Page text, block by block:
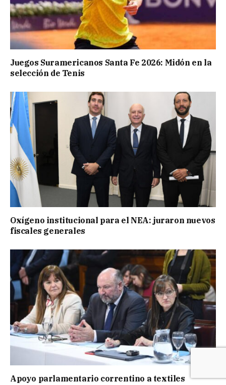
Juegos Suramericanos Santa Fe 2026: Midón en la
selección de Tenis
Oxígeno institucional para el NEA: juraron nuevos
fiscales generales
Apoyo parlamentario correntino a textiles